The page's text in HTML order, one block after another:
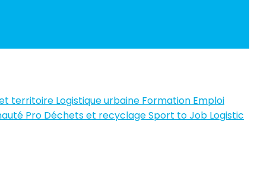
territoire Logistique urbaine Formation Emploi
Pro Déchets et recyclageSport to Job Logistic